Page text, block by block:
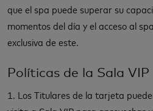
que el spa puede superar su
momentos del día y el acceso al
exclusiva de este.
Políticas de la Sala VIP
1. Los Titulares de la tarjeta